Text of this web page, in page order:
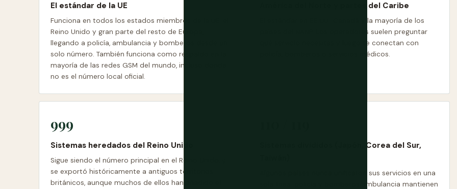
El estándar de la UE
Funciona en todos los estados miembros de la UE, el
Reino Unido y gran parte del resto de Europa,
llegando a policía, ambulancia y bomberos desde un
solo número. También funciona como respaldo en la
mayoría de las redes GSM del mundo, incluso donde
no es el número local oficial.
América del Norte y partes del Caribe
El estándar en EE.UU., Canadá y la mayoría de los
países del NANP. Los operadores suelen preguntar
qué servicio necesitas y luego te conectan con
policía, bomberos o servicios médicos.
999
Sistemas heredados del Reino Unido
Sigue siendo el número principal en el Reino Unido, y
se exportó históricamente a antiguos territorios
británicos, aunque muchos de ellos han añadido el
Sistemas divididos (Japón, Corea del Sur,
Algunos países nunca unificaron sus servicios en una
sola línea: policía y bomberos/ambulancia mantienen